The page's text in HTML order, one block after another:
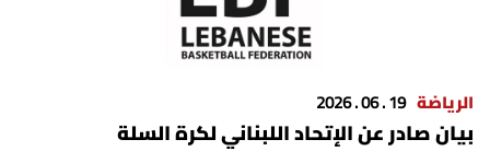
الرياضة 19 . 06 . 2026
بيان صادر عن الإتحاد اللبناني لكرة السلة